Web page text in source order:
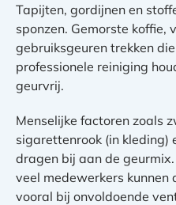
Tapijten, gordijnen en
sponzen. Gemorste koffie,
gebruiksgeuren trekken
professionele reiniging
geurvrij.
Menselijke factoren zoals
sigarettenrook (in kleding)
dragen bij aan de
veel medewerkers kunnen
vooral bij onvoldoende